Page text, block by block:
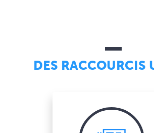
DES RACCOURCIS